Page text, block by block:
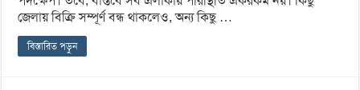
জেলায় বিক্রি সম্পূর্ণ বন্ধ থাকলেও, অন্য কিছু …
বিস্তারিত পড়ুন